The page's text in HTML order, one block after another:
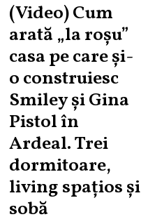
(Video) Cum
arată „la roşu”
casa pe care şi-
o construiesc
Smiley şi Gina
Pistol în
Ardeal. Trei
dormitoare,
living spațios și
sobă